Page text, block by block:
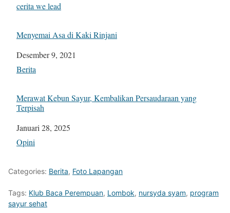
Sehubungan dengan
cerita we lead
Menyemai Asa di Kaki Rinjani
Tanggal
Desember 9, 2021
Sehubungan dengan
Berita
Merawat Kebun Sayur, Kembalikan Persaudaraan yang
Terpisah
Tanggal
Januari 28, 2025
Sehubungan dengan
Opini
Categories: Berita, Foto Lapangan
Tags: Klub Baca Perempuan, Lombok, nursyda syam, program
sayur sehat